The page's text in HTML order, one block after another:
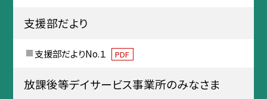
支援部だより
支援部だよりNo.１ PDF
放課後等デイサービス事業所のみなさま